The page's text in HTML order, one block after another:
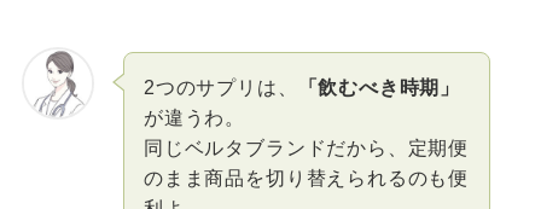
2つのサプリは、
「飲むべき時期」
が違うわ。
同じベルタブランドだから、定期便
のまま商品を切り替えられるのも便